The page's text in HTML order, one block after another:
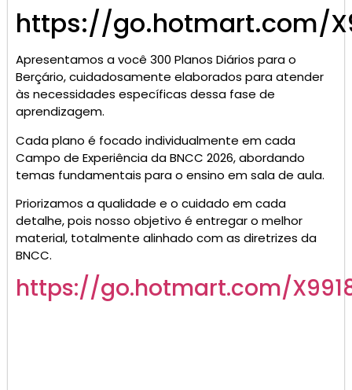
https://go.hotmart.com/
Apresentamos a você 300 Planos Diários para o
Berçário, cuidadosamente elaborados para atender
às necessidades específicas dessa fase de
aprendizagem.
Cada plano é focado individualmente em cada
Campo de Experiência da BNCC 2026, abordando
temas fundamentais para o ensino em sala de aula.
Priorizamos a qualidade e o cuidado em cada
detalhe, pois nosso objetivo é entregar o melhor
material, totalmente alinhado com as diretrizes da
BNCC.
https://go.hotmart.com/